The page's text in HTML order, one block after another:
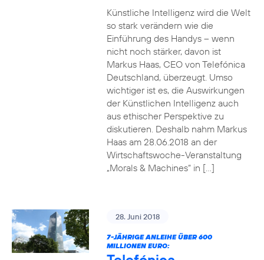
Künstliche Intelligenz wird die Welt
so stark verändern wie die
Einführung des Handys – wenn
nicht noch stärker, davon ist
Markus Haas, CEO von Telefónica
Deutschland, überzeugt. Umso
wichtiger ist es, die Auswirkungen
der Künstlichen Intelligenz auch
aus ethischer Perspektive zu
diskutieren. Deshalb nahm Markus
Haas am 28.06.2018 an der
Wirtschaftswoche-Veranstaltung
„Morals & Machines“ in […]
28. Juni 2018
7-JÄHRIGE ANLEIHE ÜBER 600
MILLIONEN EURO: